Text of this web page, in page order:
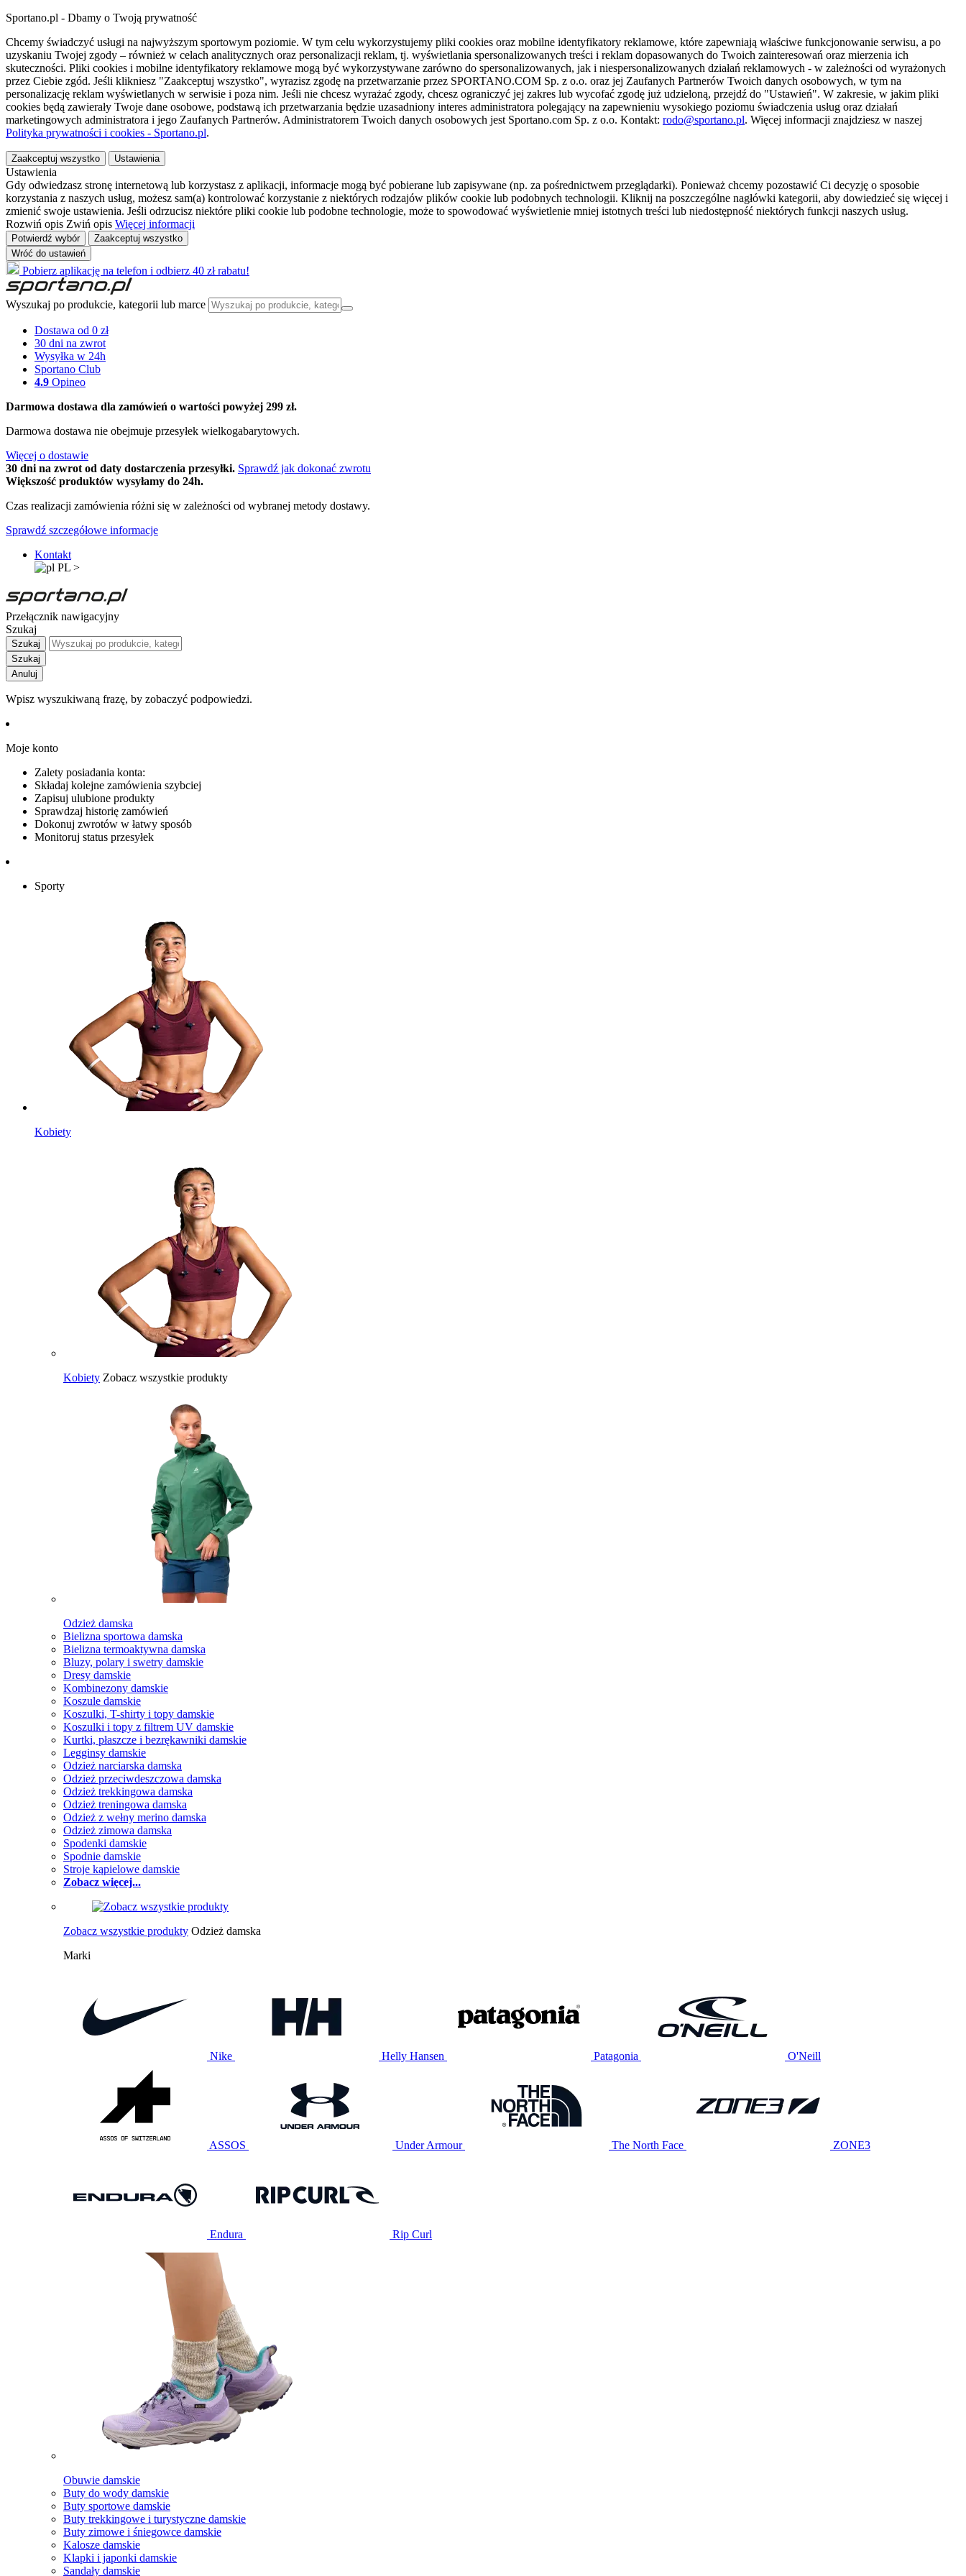
Sportano.pl - Dbamy o Twoją prywatność
Chcemy świadczyć usługi na najwyższym sportowym poziomie. W tym celu wykorzystujemy pliki cookies oraz mobilne identyfikatory reklamowe, które zapewniają właściwe funkcjonowanie serwisu, a po
uzyskaniu Twojej zgody – również w celach analitycznych oraz personalizacji reklam, tj. wyświetlania spersonalizowanych treści i reklam dopasowanych do Twoich zainteresowań oraz mierzenia ich
skuteczności. Pliki cookies i mobilne identyfikatory reklamowe mogą być wykorzystywane zarówno do spersonalizowanych, jak i niespersonalizowanych działań reklamowych - w zależności od wyrażonych
przez Ciebie zgód. Jeśli klikniesz "Zaakceptuj wszystko", wyrazisz zgodę na przetwarzanie przez SPORTANO.COM Sp. z o.o. oraz jej Zaufanych Partnerów Twoich danych osobowych, w tym na
personalizację reklam wyświetlanych w serwisie i poza nim. Jeśli nie chcesz wyrażać zgody, chcesz ograniczyć jej zakres lub wycofać zgodę już udzieloną, przejdź do "Ustawień". W zakresie, w jakim pliki
cookies będą zawierały Twoje dane osobowe, podstawą ich przetwarzania będzie uzasadniony interes administratora polegający na zapewnieniu wysokiego poziomu świadczenia usług oraz działań
marketingowych administratora i jego Zaufanych Partnerów. Administratorem Twoich danych osobowych jest Sportano.com Sp. z o.o. Kontakt: rodo@sportano.pl. Więcej informacji znajdziesz w naszej
Polityka prywatności i cookies - Sportano.pl.
Zaakceptuj wszystko Ustawienia
Ustawienia
Gdy odwiedzasz stronę internetową lub korzystasz z aplikacji, informacje mogą być pobierane lub zapisywane (np. za pośrednictwem przeglądarki). Ponieważ chcemy pozostawić Ci decyzję o sposobie
korzystania z naszych usług, możesz sam(a) kontrolować korzystanie z niektórych rodzajów plików cookie lub podobnych technologii. Kliknij na poszczególne nagłówki kategorii, aby dowiedzieć się więcej i
zmienić swoje ustawienia. Jeśli odrzucisz niektóre pliki cookie lub podobne technologie, może to spowodować wyświetlenie mniej istotnych treści lub niedostępność niektórych funkcji naszych usług.
Rozwiń opis Zwiń opis Więcej informacji
Potwierdź wybór
Zaakceptuj wszystko
Wróć do ustawień
Pobierz aplikację na telefon i odbierz 40 zł rabatu!
Wyszukaj po produkcie, kategorii lub marce
Dostawa od 0 zł
30 dni na zwrot
Wysyłka w 24h
Sportano Club
4.9 Opineo
Darmowa dostawa dla zamówień o wartości powyżej 299 zł.
Darmowa dostawa nie obejmuje przesyłek wielkogabarytowych.
Więcej o dostawie
30 dni na zwrot od daty dostarczenia przesyłki. Sprawdź jak dokonać zwrotu
Większość produktów wysyłamy do 24h.
Czas realizacji zamówienia różni się w zależności od wybranej metody dostawy.
Sprawdź szczegółowe informacje
Kontakt
PL >
Przełącznik nawigacyjny
Szukaj
Szukaj
Szukaj
Anuluj
Wpisz wyszukiwaną frazę, by zobaczyć podpowiedzi.
Moje konto
Zalety posiadania konta:
Składaj kolejne zamówienia szybciej
Zapisuj ulubione produkty
Sprawdzaj historię zamówień
Dokonuj zwrotów w łatwy sposób
Monitoruj status przesyłek
Sporty
Kobiety
Kobiety Zobacz wszystkie produkty
Odzież damska
Bielizna sportowa damska
Bielizna termoaktywna damska
Bluzy, polary i swetry damskie
Dresy damskie
Kombinezony damskie
Koszule damskie
Koszulki, T-shirty i topy damskie
Koszulki i topy z filtrem UV damskie
Kurtki, płaszcze i bezrękawniki damskie
Legginsy damskie
Odzież narciarska damska
Odzież przeciwdeszczowa damska
Odzież trekkingowa damska
Odzież treningowa damska
Odzież z wełny merino damska
Odzież zimowa damska
Spodenki damskie
Spodnie damskie
Stroje kąpielowe damskie
Zobacz więcej...
Zobacz wszystkie produkty Odzież damska
Marki
Nike Helly Hansen Patagonia O'Neill
ASSOS Under Armour The North Face ZONE3
Endura Rip Curl
Obuwie damskie
Buty do wody damskie
Buty sportowe damskie
Buty trekkingowe i turystyczne damskie
Buty zimowe i śniegowce damskie
Kalosze damskie
Klapki i japonki damskie
Sandały damskie